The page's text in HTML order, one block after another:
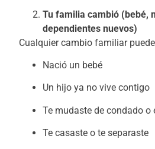
Tu familia cambió (bebé,
dependientes nuevos)
Cualquier cambio familiar
Nació un bebé
Un hijo ya no vive contigo
Te mudaste de condado o
Te casaste o te separaste